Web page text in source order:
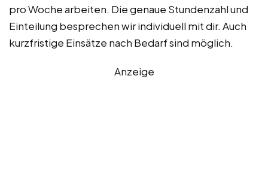
pro Woche arbeiten. Die genaue Stundenzahl und
Einteilung besprechen wir individuell mit dir. Auch
kurzfristige Einsätze nach Bedarf sind möglich.
Anzeige